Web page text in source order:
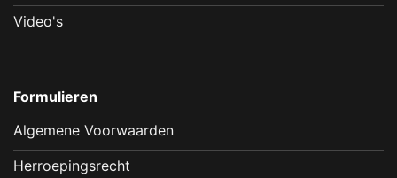
Video's
Formulieren
Algemene Voorwaarden
Herroepingsrecht